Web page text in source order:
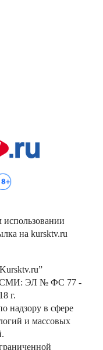
на kursktv.ru
СМИ: ЭЛ № ФС 77 -
г.
надзору в сфере
и массовых